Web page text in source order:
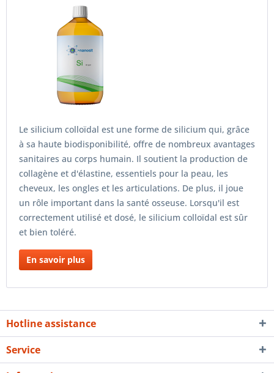
Le silicium colloïdal est une forme de silicium qui, grâce
à sa haute biodisponibilité, offre de nombreux avantages
sanitaires au corps humain. Il soutient la production de
collagène et d'élastine, essentiels pour la peau, les
cheveux, les ongles et les articulations. De plus, il joue
un rôle important dans la santé osseuse. Lorsqu'il est
correctement utilisé et dosé, le silicium colloïdal est sûr
et bien toléré.
En savoir plus
Hotline assistance
Service